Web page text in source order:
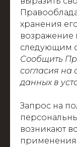
хранения
возражение
следующим
Сообщить
согласия на
данных в
Запрос на
возникают
применения